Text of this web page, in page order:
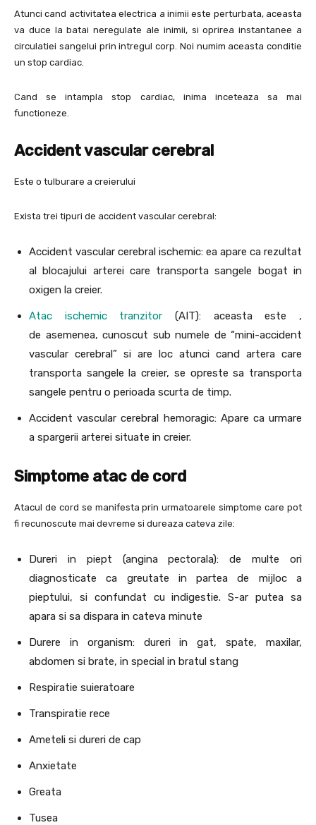
Atunci cand activitatea electrica a inimii este perturbata, aceasta
va duce la batai neregulate ale inimii, si oprirea instantanee a
circulatiei sangelui prin intregul corp. Noi numim aceasta conditie
un stop cardiac.
Cand se intampla stop cardiac, inima inceteaza sa mai
functioneze.
Accident vascular cerebral
Este o tulburare a creierului
Exista trei tipuri de accident vascular cerebral:
Accident vascular cerebral ischemic: ea apare ca rezultat
al blocajului arterei care transporta sangele bogat in
oxigen la creier.
Atac ischemic tranzitor (AIT): aceasta este ,
de asemenea, cunoscut sub numele de “mini-accident
vascular cerebral” si are loc atunci cand artera care
transporta sangele la creier, se opreste sa transporta
sangele pentru o perioada scurta de timp.
Accident vascular cerebral hemoragic: Apare ca urmare
a spargerii arterei situate in creier.
Simptome atac de cord
Atacul de cord se manifesta prin urmatoarele simptome care pot
fi recunoscute mai devreme si dureaza cateva zile:
Dureri in piept (angina pectorala): de multe ori
diagnosticate ca greutate in partea de mijloc a
pieptului, si confundat cu indigestie. S-ar putea sa
apara si sa dispara in cateva minute
Durere in organism: dureri in gat, spate, maxilar,
abdomen si brate, in special in bratul stang
Respiratie suieratoare
Transpiratie rece
Ameteli si dureri de cap
Anxietate
Greata
Tusea